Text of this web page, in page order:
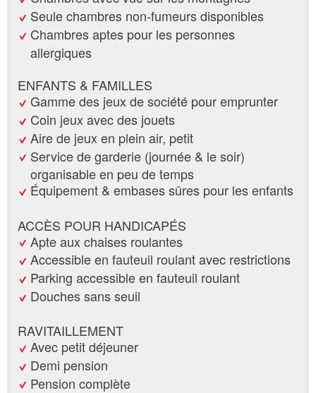
Seule chambres non-fumeurs disponibles
Chambres aptes pour les personnes
allergiques
ENFANTS & FAMILLES
Gamme des jeux de société pour emprunter
Coin jeux avec des jouets
Aire de jeux en plein air, petit
Service de garderie (journée & le soir)
organisable en peu de temps
Équipement & embases sûres pour les enfants
ACCÈS POUR HANDICAPÉS
Apte aux chaises roulantes
Accessible en fauteuil roulant avec restrictions
Parking accessible en fauteuil roulant
Douches sans seuil
RAVITAILLEMENT
Avec petit déjeuner
Demi pension
Pension complète